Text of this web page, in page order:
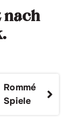
nach
Rommé
Spiele